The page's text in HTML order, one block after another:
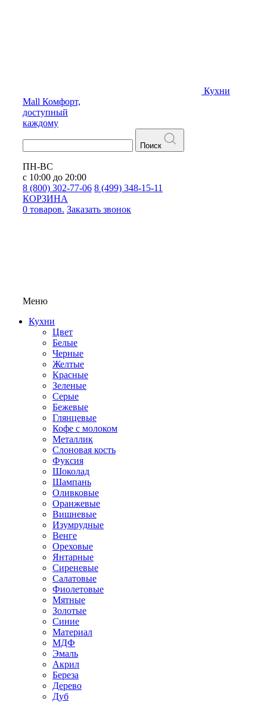
Кухни
Mall Комфорт,
доступный
каждому
Поиск
ПН-ВС
с 10:00 до 20:00
8 (800) 302-77-06 8 (499) 348-15-11
КОРЗИНА
0 товаров. Заказать звонок
Меню
Кухни
Цвет
Белые
Черные
Желтые
Красные
Зеленые
Серые
Бежевые
Глянцевые
Кофе с молоком
Металлик
Слоновая кость
Фуксия
Шоколад
Шампань
Оливковые
Оранжевые
Вишневые
Изумрудные
Венге
Ореховые
Янтарные
Сиреневые
Салатовые
Фиолетовые
Мятные
Золотые
Синие
Материал
МДФ
Эмаль
Акрил
Береза
Дерево
Дуб